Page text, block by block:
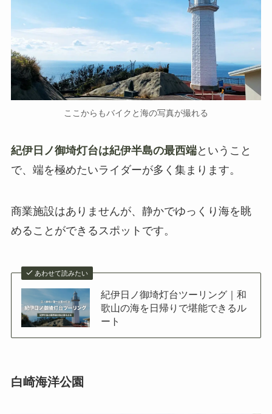
ここからもバイクと海の写真が撮れる
紀伊日ノ御埼灯台は紀伊半島の最西端ということ
で、端を極めたいライダーが多く集まります。
商業施設はありませんが、静かでゆっくり海を眺
めることができるスポットです。
あわせて読みたい
紀伊日ノ御埼灯台ツーリング｜和
歌山の海を日帰りで堪能できるル
ート
白崎海洋公園